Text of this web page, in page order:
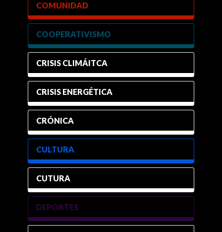
COMUNIDAD
COOPERATIVISMO
CRISIS CLIMÁITCA
CRISIS ENERGÉTICA
CRÓNICA
CULTURA
CUTURA
DEPORTES